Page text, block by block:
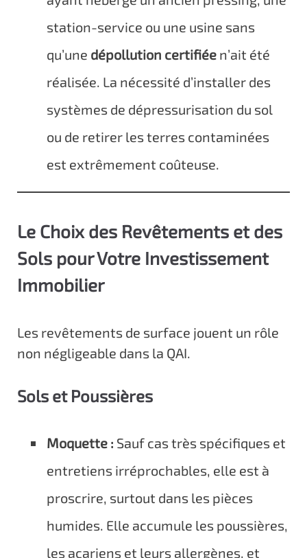
station-service ou une usine sans
qu’une dépollution certifiée n’ait été
réalisée. La nécessité d’installer des
systèmes de dépressurisation du sol
ou de retirer les terres contaminées
est extrêmement coûteuse.
Le Choix des Revêtements et des
Sols pour Votre Investissement
Immobilier
Les revêtements de surface jouent un rôle
non négligeable dans la QAI.
Sols et Poussières
Moquette : Sauf cas très spécifiques et
entretiens irréprochables, elle est à
proscrire, surtout dans les pièces
humides. Elle accumule les poussières,
les acariens et leurs allergènes, et